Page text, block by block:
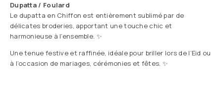
Dupatta / Foulard
Le dupatta en Chiffon est entièrement sublimé par de
délicates broderies, apportant une touche chic et
harmonieuse à l’ensemble. ✨
Une tenue festive et raffinée, idéale pour briller lors de l’Eid ou
à l’occasion de mariages, cérémonies et fêtes. ✨